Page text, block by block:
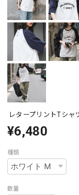
レタープリントTシ
¥6,480
種類
数量